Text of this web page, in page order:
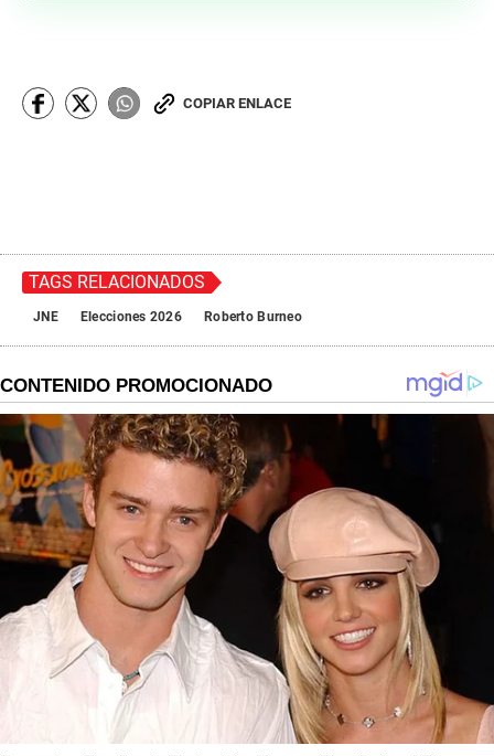
COPIAR ENLACE
TAGS RELACIONADOS
JNE Elecciones 2026 Roberto Burneo